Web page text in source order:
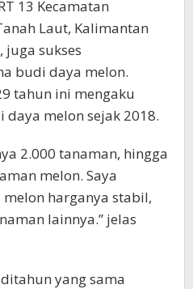
13 Kecamatan
Laut, Kalimantan
juga sukses
budi daya melon.
tahun ini mengaku
melon sejak 2018.
2.000 tanaman, hingga
melon. Saya
harganya stabil,
lainnya.” jelas
yang sama